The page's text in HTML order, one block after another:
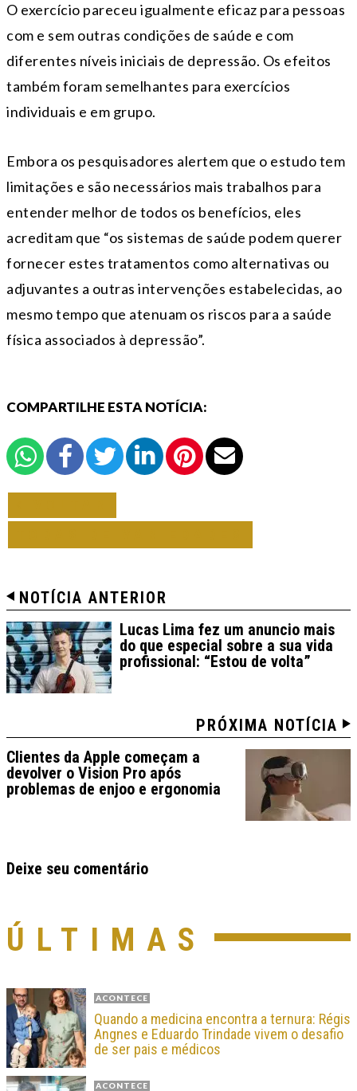
O exercício pareceu igualmente eficaz para pessoas
com e sem outras condições de saúde e com
diferentes níveis iniciais de depressão. Os efeitos
também foram semelhantes para exercícios
individuais e em grupo.
Embora os pesquisadores alertem que o estudo tem
limitações e são necessários mais trabalhos para
entender melhor de todos os benefícios, eles
acreditam que “os sistemas de saúde podem querer
fornecer estes tratamentos como alternativas ou
adjuvantes a outras intervenções estabelecidas, ao
mesmo tempo que atenuam os riscos para a saúde
física associados à depressão”.
COMPARTILHE ESTA NOTÍCIA:
NOTÍCIA ANTERIOR
Lucas Lima fez um anuncio mais
do que especial sobre a sua vida
profissional: “Estou de volta”
PRÓXIMA NOTÍCIA
Clientes da Apple começam a
devolver o Vision Pro após
problemas de enjoo e ergonomia
Deixe seu comentário
ÚLTIMAS
ACONTECE
Quando a medicina encontra a ternura: Régis
Angnes e Eduardo Trindade vivem o desafio
de ser pais e médicos
ACONTECE